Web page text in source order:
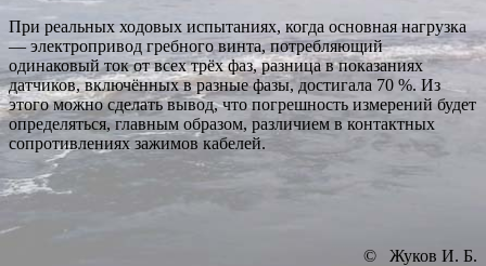
При реальных ходовых испытаниях, когда основная нагрузка
— электропривод гребного винта, потребляющий
одинаковый ток от всех трёх фаз, разница в показаниях
датчиков, включённых в разные фазы, достигала 70 %. Из
этого можно сделать вывод, что погрешность измерений будет
определяться, главным образом, различием в контактных
сопротивлениях зажимов кабелей.
© Жуков И. Б.